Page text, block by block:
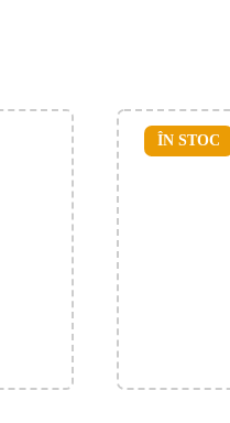
ÎN STOC